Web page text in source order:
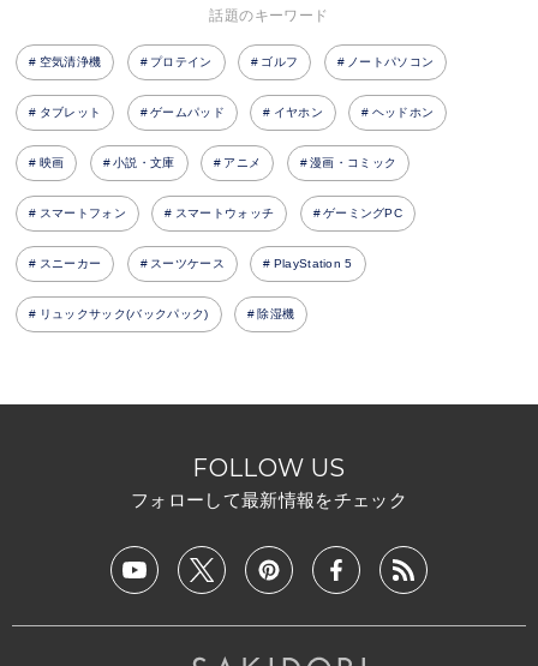
話題のキーワード
空気清浄機 プロテイン ゴルフ ノートパソコン
タブレット ゲームパッド イヤホン ヘッドホン
映画 小説・文庫 アニメ 漫画・コミック
スマートフォン スマートウォッチ ゲーミングPC
スニーカー スーツケース PlayStation 5
リュックサック(バックパック) 除湿機
FOLLOW US
フォローして最新情報をチェック